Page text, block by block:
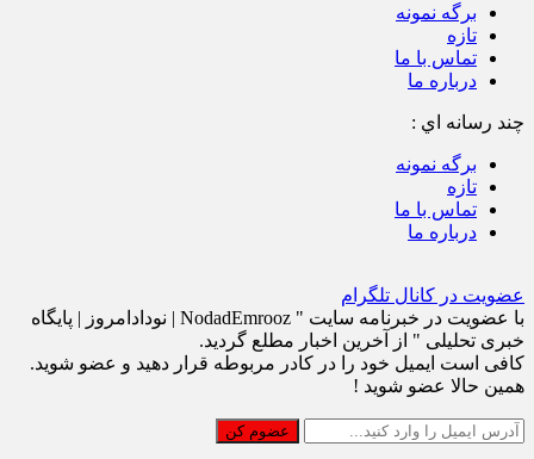
برگه نمونه
تازه
تماس با ما
درباره ما
چند رسانه اي :
برگه نمونه
تازه
تماس با ما
درباره ما
عضویت در کانال تلگرام
با عضویت در خبرنامه سایت " NodadEmrooz | نودادامروز | پايگاه
خبری تحلیلی " از آخرین اخبار مطلع گردید.
کافی است ایمیل خود را در کادر مربوطه قرار دهید و عضو شوید.
همین حالا عضو شوید !